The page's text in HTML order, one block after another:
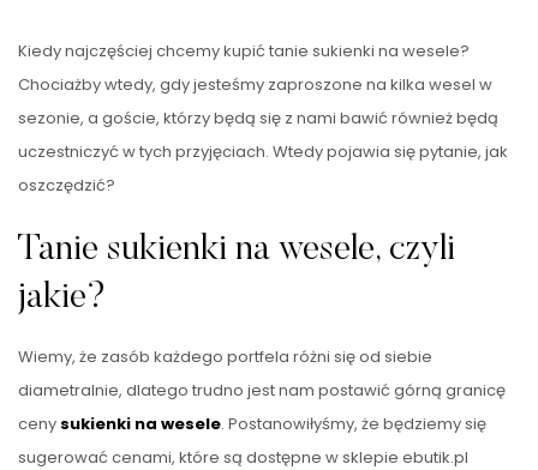
Kiedy najczęściej chcemy kupić tanie sukienki na wesele?
Chociażby wtedy, gdy jesteśmy zaproszone na kilka wesel w
sezonie, a goście, którzy będą się z nami bawić również będą
uczestniczyć w tych przyjęciach. Wtedy pojawia się pytanie, jak
oszczędzić?
Tanie sukienki na wesele, czyli
jakie?
Wiemy, że zasób każdego portfela różni się od siebie
diametralnie, dlatego trudno jest nam postawić górną granicę
ceny sukienki na wesele. Postanowiłyśmy, że będziemy się
sugerować cenami, które są dostępne w sklepie ebutik.pl